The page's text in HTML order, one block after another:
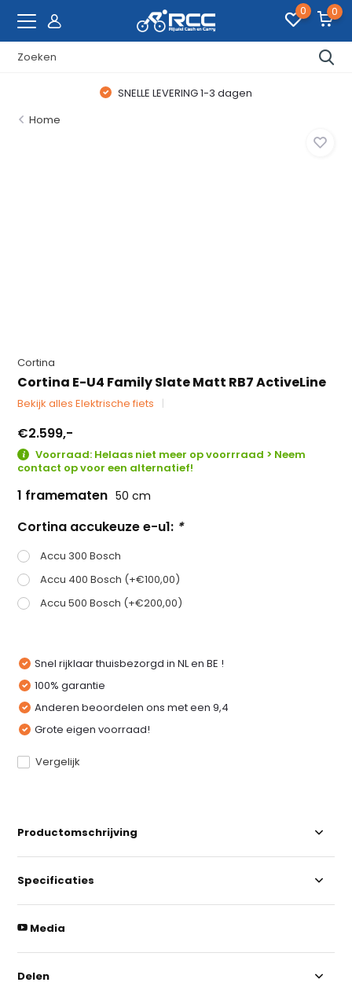
0 0
SNELLE LEVERING 1-3 dagen
Home
Cortina
Cortina E-U4 Family Slate Matt RB7 ActiveLine
Bekijk alles Elektrische fiets
€2.599,-
Voorraad: Helaas niet meer op voorrraad > Neem
contact op voor een alternatief!
1 framematen 50 cm
Cortina accukeuze e-u1: *
Accu 300 Bosch
Accu 400 Bosch (+€100,00)
Accu 500 Bosch (+€200,00)
Snel rijklaar thuisbezorgd in NL en BE !
100% garantie
Anderen beoordelen ons met een 9,4
Grote eigen voorraad!
Vergelijk
Productomschrijving
Specificaties
Media
Delen